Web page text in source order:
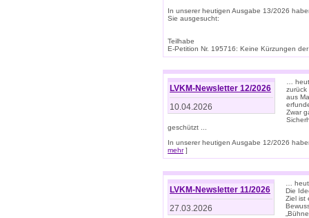
In unserer heutigen Ausgabe 13/2026
Sie ausgesucht:
Teilhabe
E-Petition Nr. 195716: Keine Kürzungen
LVKM-Newsletter 12/2026
10.04.2026
…
zurück
aus
Zwar
geschützt ...
In unserer heutigen Ausgabe 12/2026
mehr]
LVKM-Newsletter 11/2026
27.03.2026
…
Die
Ziel ist